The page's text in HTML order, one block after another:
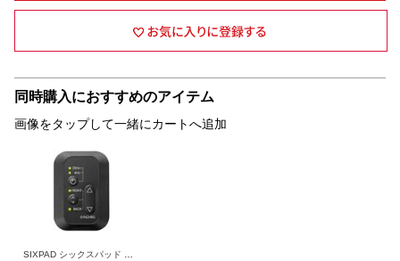
同時購入におすすめのアイテム
画像をタップして一緒にカートへ追加